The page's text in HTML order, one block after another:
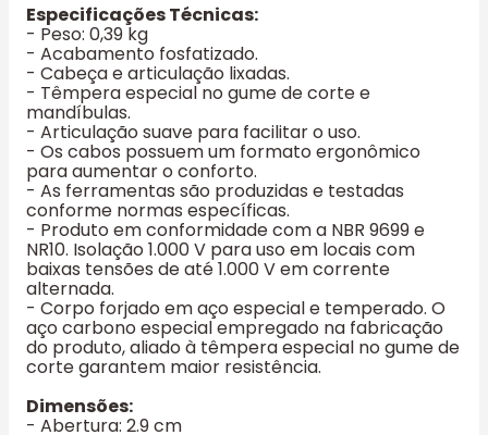
Especificações Técnicas:
- Peso: 0,39 kg
- Acabamento fosfatizado.
- Cabeça e articulação lixadas.
- Têmpera especial no gume de corte e
mandíbulas.
- Articulação suave para facilitar o uso.
- Os cabos possuem um formato ergonômico
para aumentar o conforto.
- As ferramentas são produzidas e testadas
conforme normas específicas.
- Produto em conformidade com a NBR 9699 e
NR10. Isolação 1.000 V para uso em locais com
baixas tensões de até 1.000 V em corrente
alternada.
- Corpo forjado em aço especial e temperado. O
aço carbono especial empregado na fabricação
do produto, aliado à têmpera especial no gume de
corte garantem maior resistência.
Dimensões:
- Abertura: 2.9 cm